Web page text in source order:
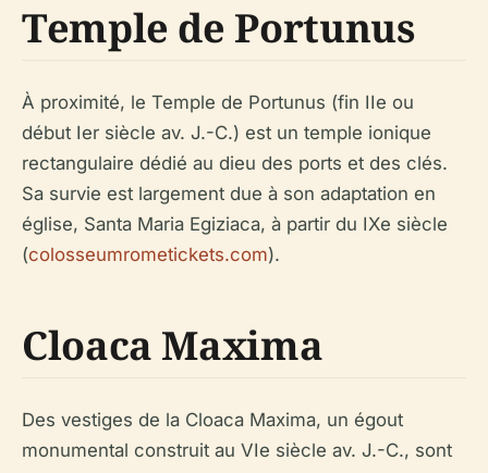
Temple de Portunus
À proximité, le Temple de Portunus (fin IIe ou
début Ier siècle av. J.-C.) est un temple ionique
rectangulaire dédié au dieu des ports et des clés.
Sa survie est largement due à son adaptation en
église, Santa Maria Egiziaca, à partir du IXe siècle
(colosseumrometickets.com).
Cloaca Maxima
Des vestiges de la Cloaca Maxima, un égout
monumental construit au VIe siècle av. J.-C., sont